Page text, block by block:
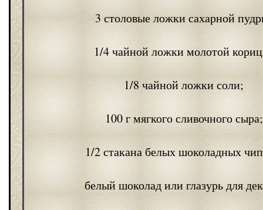
3 столовые ложки сахарной
1/4 чайной ложки молотой
1/8 чайной ложки соли;
100 г мягкого сливочного сыра;
1/2 стакана белых шоколадных
белый шоколад или глазурь для